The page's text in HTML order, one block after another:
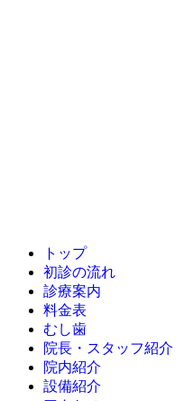
トップ
初診の流れ
診療案内
料金表
むし歯
院長・スタッフ紹介
院内紹介
設備紹介